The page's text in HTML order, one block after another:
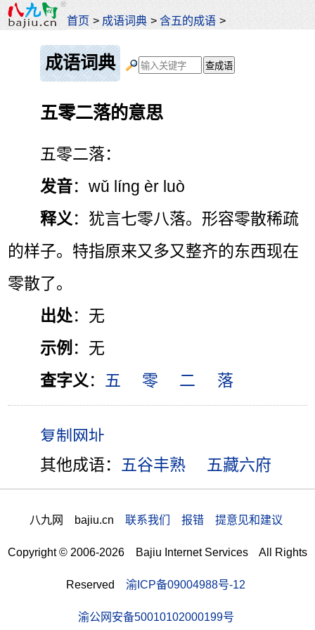
首页 > 成语词典 >含五的成语 >
成语词典
五零二落的意思
五零二落：
发音：wǔ líng èr luò
释义 ：犹言七零八落。形容零散稀疏
的样子。特指原来又多又整齐的东西现在
零散了。
出处：无
示例 ：无
查字义 ： 五 零 二 落
其他成语： 五谷丰熟 五藏六府
八九网 bajiu.cn 联系我们 报错 提意见和建议
Copyright © 2006-2026 Bajiu Internet Services All Rights
Reserved 渝ICP备09004988号-12
渝公网安备50010102000199号